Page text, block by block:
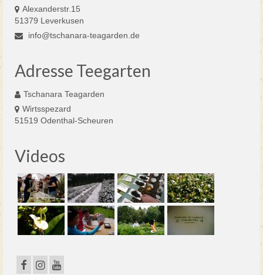
Alexanderstr.15
51379 Leverkusen
info@tschanara-teagarden.de
Adresse Teegarten
Tschanara Teagarden
Wirtsspezard
51519 Odenthal-Scheuren
Videos